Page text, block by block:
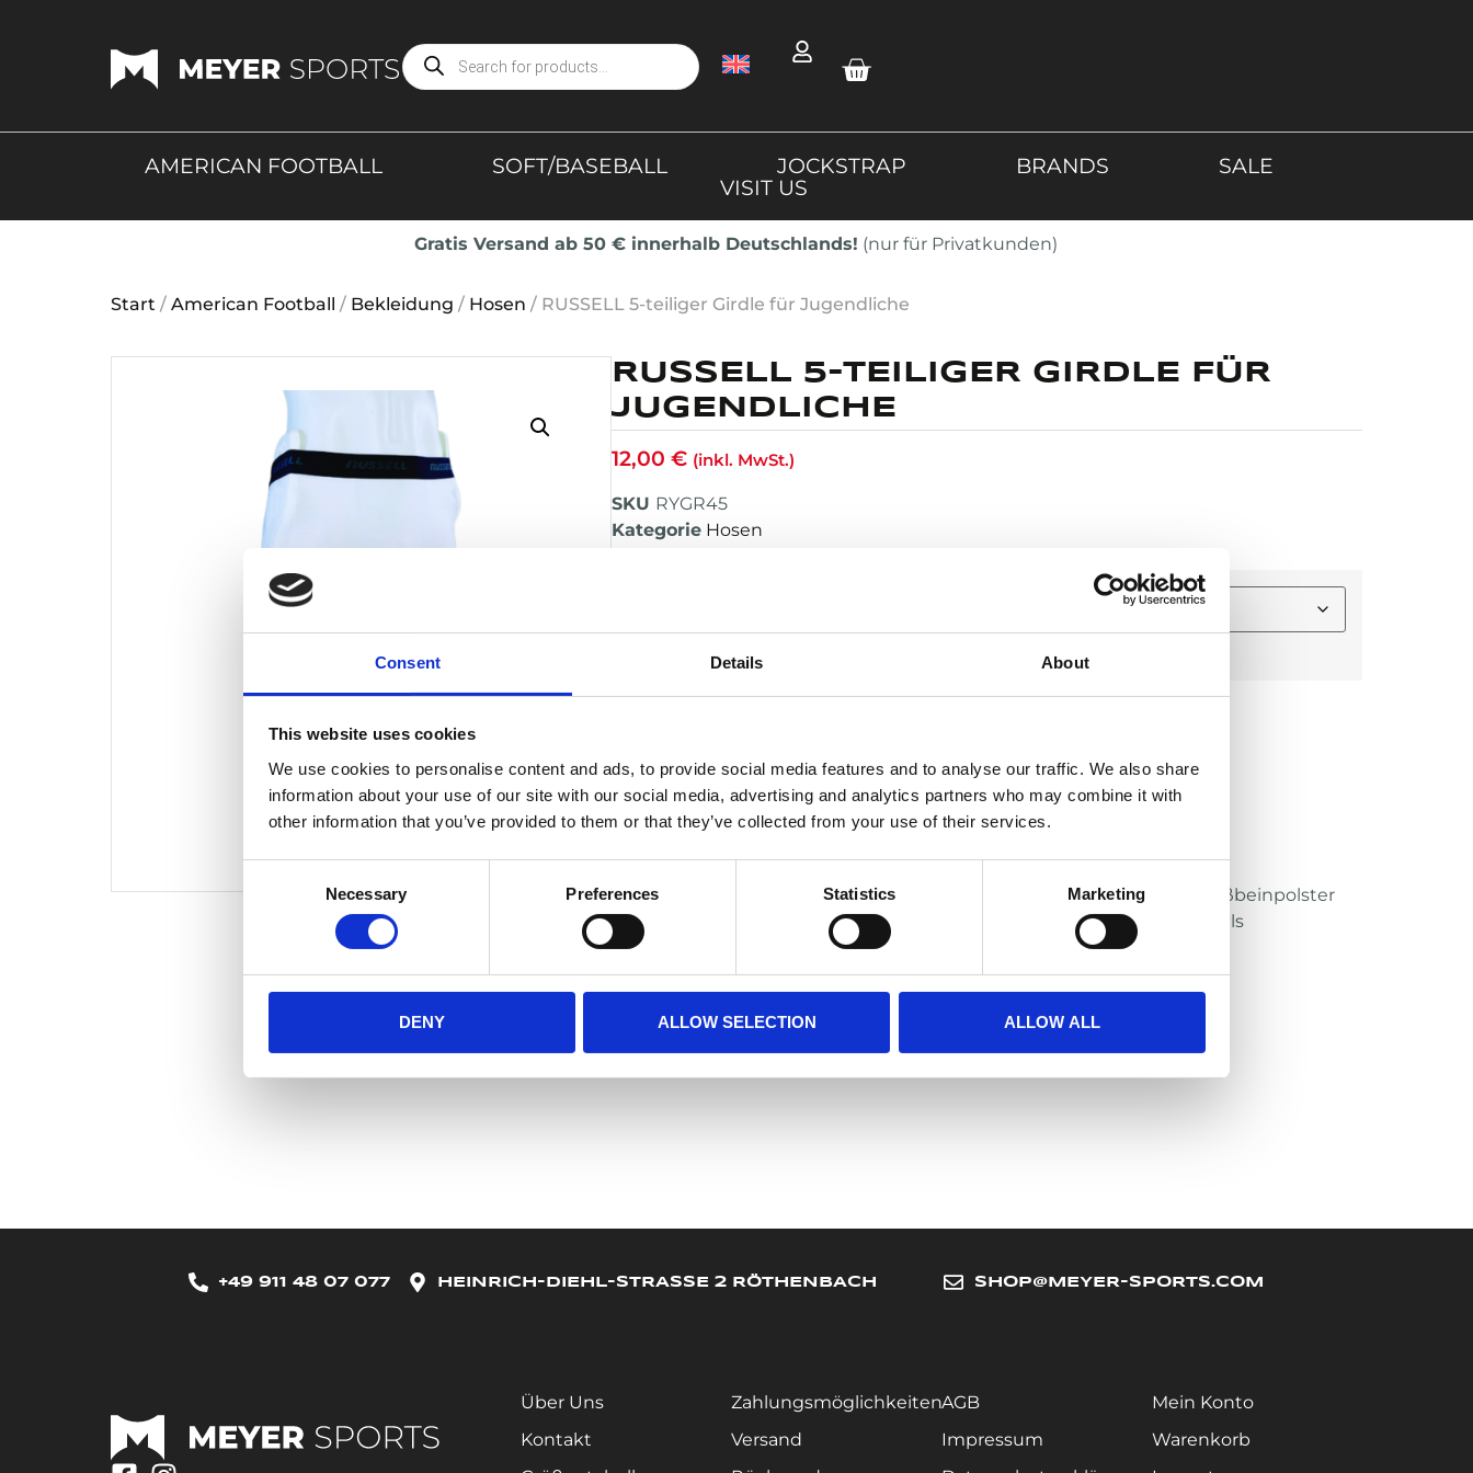
Consent Details About
This website uses cookies
We use cookies to personalise content and ads, to provide social media features and to analyse our traffic. We also share
information about your use of our site with our social media, advertising and analytics partners who may combine it with
other information that you’ve provided to them or that they’ve collected from your use of their services.
Selection
Necessary Preferences Statistics Marketing
DENY ALLOW SELECTION ALLOW ALL
AMERICAN FOOTBALL SOFT/BASEBALL JOCKSTRAP BRANDS
SALE
VISIT US
Gratis Versand ab 50 € innerhalb Deutschlands! (nur für Privatkunden)
Start / American Football / Bekleidung / Hosen / RUSSELL 5-teiliger Girdle für Jugendliche
RUSSELL 5-TEILIGER GIRDLE FÜR
JUGENDLICHE
12,00 € (inkl. MwSt.)
SKU RYGR45
Kategorie Hosen
BESCHREIBUNG
Integriertes 5-Taschen-System für Hüft-, Oberschenkel- und Steißbeinpolster
Sorgt für einen sicheren Halt der Schutzpolster während des Spiels
Leicht und atmungsaktiv für maximalen Komfort
Ermöglicht volle Bewegungsfreiheit bei Training und Spielen
+49 911 48 07 077 HEINRICH-DIEHL-STRASSE 2 RÖTHENBACH SHOP@MEYER-SPORTS.COM
Über Uns
Kontakt
Zahlungsmöglichkeiten
Versand
AGB
Impressum
Mein Konto
Warenkorb